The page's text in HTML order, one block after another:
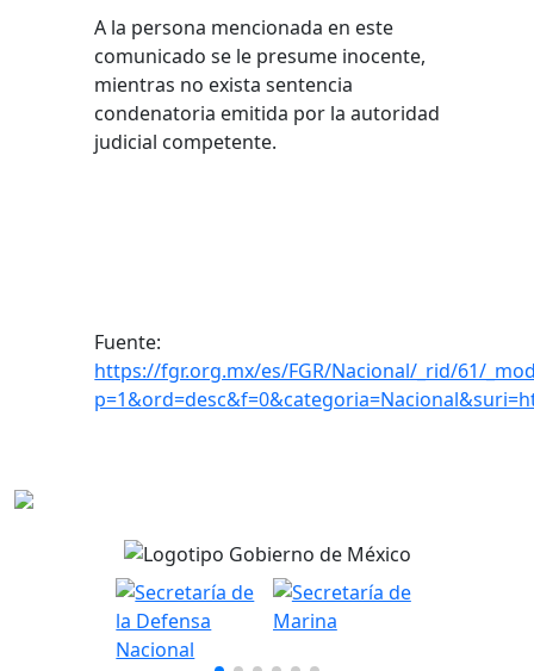
A la persona mencionada en este
comunicado se le presume inocente,
mientras no exista sentencia
condenatoria emitida por la autoridad
judicial competente.
Fuente:
https://fgr.org.mx/es/FGR/Nacional/_rid/61/